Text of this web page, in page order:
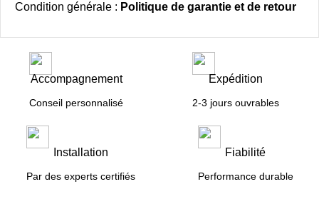
Condition générale : Politique de garantie et de retour
Accompagnement
Conseil personnalisé
Expédition
2-3 jours ouvrables
Installation
Par des experts certifiés
Fiabilité
Performance durable